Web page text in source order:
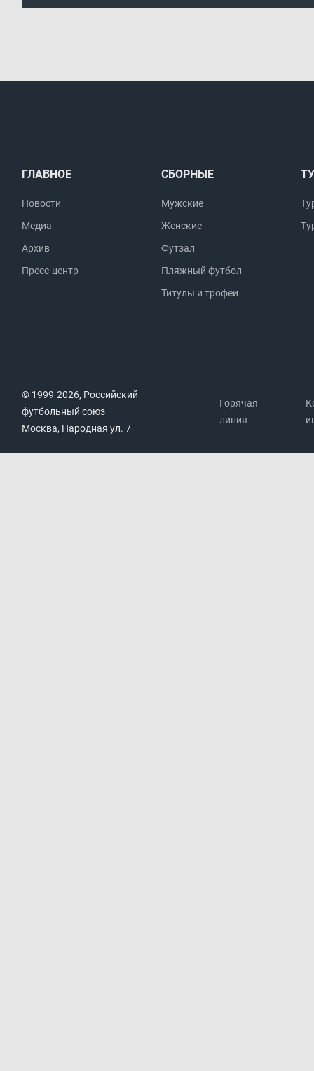
ГЛАВНОЕ
Новости
Медиа
Архив
Пресс-центр
СБОРНЫЕ
Мужские
Женские
Футзал
Пляжный футбол
Титулы и трофеи
© 1999-2026, Российский
футбольный союз
Москва, Народная ул. 7
Горячая
линия